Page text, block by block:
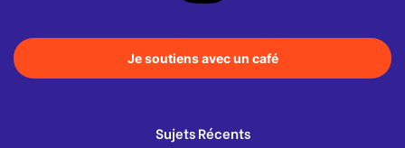
Je soutiens avec un café
Sujets Récents